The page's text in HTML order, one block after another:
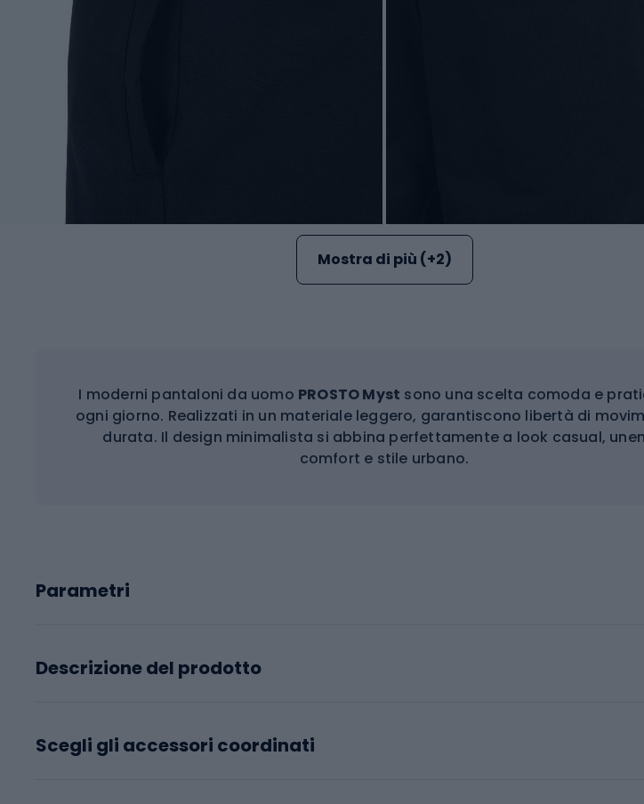
Mostra di più (+2)
I moderni pantaloni da uomo PROSTO Myst sono una scelta comoda e
ogni giorno. Realizzati in un materiale leggero, garantiscono libertà di
durata. Il design minimalista si abbina perfettamente a look casual,
comfort e stile urbano.
Parametri
Descrizione del prodotto
Scegli gli accessori coordinati